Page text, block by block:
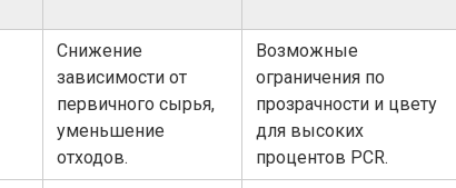
Снижение
зависимости от
первичного сырья,
уменьшение
отходов.
Возможные
ограничения по
прозрачности и цвету
для высоких
процентов PCR.